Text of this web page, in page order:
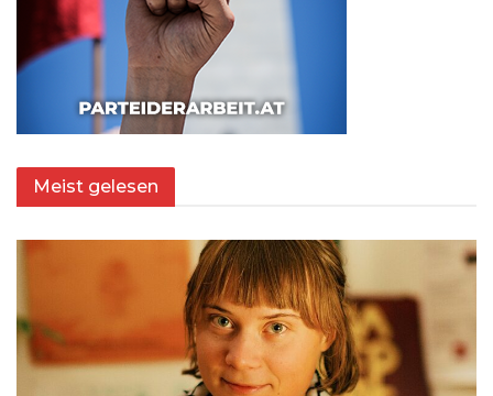
Meist gelesen